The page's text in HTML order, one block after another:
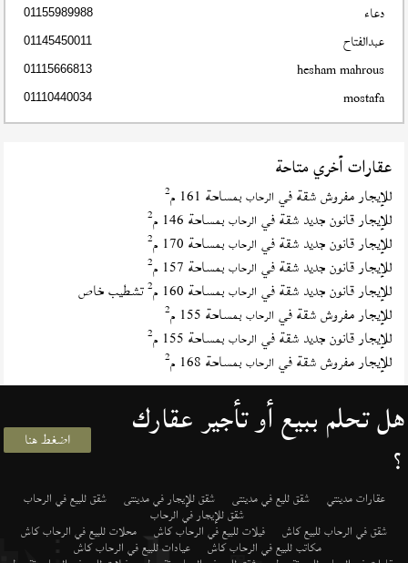
دعاء 01155989988
عبدالفتاح 01145450011
hesham mahrous
01115666813
mostafa
01110440034
عقارات أخري متاحة
للإيجار مفروش شقة في الرحاب بمساحة 161 م 2
للإيجار قانون جديد شقة في الرحاب بمساحة 146 م 2
للإيجار قانون جديد شقة في الرحاب بمساحة 170 م 2
للإيجار قانون جديد شقة في الرحاب بمساحة 157 م 2
للإيجار قانون جديد شقة في الرحاب بمساحة 160 م 2تشطيب خاص
للإيجار مفروش شقة في الرحاب بمساحة 155 م 2
للإيجار قانون جديد شقة في الرحاب بمساحة 155 م 2
للإيجار مفروش شقة في الرحاب بمساحة 168 م 2
هل تحلم ببيع أو تأجير عقارك
؟ اضغط هنا
عقارات مدينتي شقق لليع في مدينتى شقق للإيجار في مدينتى شقق للبيع في الرحاب
شقق للإيجار في الرحاب
شقق في الرحاب للبيع كاش فيلات للبيع في الرحاب كاش محلات للبيع في الرحاب كاش
مكاتب للبيع في الرحاب كاش عيادات للبيع في الرحاب كاش